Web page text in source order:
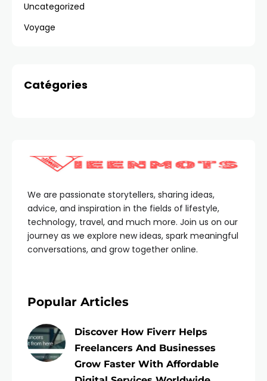
Uncategorized
Voyage
Catégories
We are passionate storytellers, sharing ideas,
advice, and inspiration in the fields of lifestyle,
technology, travel, and much more. Join us on our
journey as we explore new ideas, spark meaningful
conversations, and grow together online.
Popular Articles
Discover How Fiverr Helps
Freelancers And Businesses
Grow Faster With Affordable